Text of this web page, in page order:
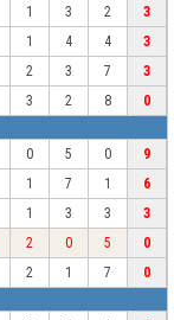
1 3 2
3
1 4 4
3
2 3 7
3
3 2 8
0
0 5 0
9
1 7 1
6
1 3 3
3
2 0 5
0
2 1 7
0